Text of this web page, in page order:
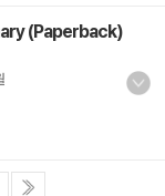
(Paperback)